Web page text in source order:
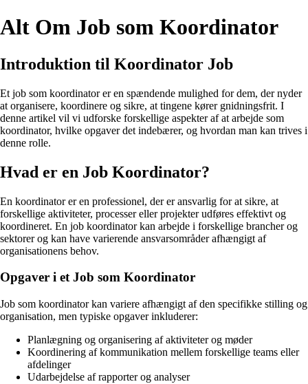
Alt Om Job som Koordinator
Introduktion til Koordinator Job
Et job som koordinator er en spændende mulighed for dem, der nyder
at organisere, koordinere og sikre, at tingene kører gnidningsfrit. I
denne artikel vil vi udforske forskellige aspekter af at arbejde som
koordinator, hvilke opgaver det indebærer, og hvordan man kan trives i
denne rolle.
Hvad er en Job Koordinator?
En koordinator er en professionel, der er ansvarlig for at sikre, at
forskellige aktiviteter, processer eller projekter udføres effektivt og
koordineret. En job koordinator kan arbejde i forskellige brancher og
sektorer og kan have varierende ansvarsområder afhængigt af
organisationens behov.
Opgaver i et Job som Koordinator
Job som koordinator kan variere afhængigt af den specifikke stilling og
organisation, men typiske opgaver inkluderer:
Planlægning og organisering af aktiviteter og møder
Koordinering af kommunikation mellem forskellige teams eller
afdelinger
Udarbejdelse af rapporter og analyser